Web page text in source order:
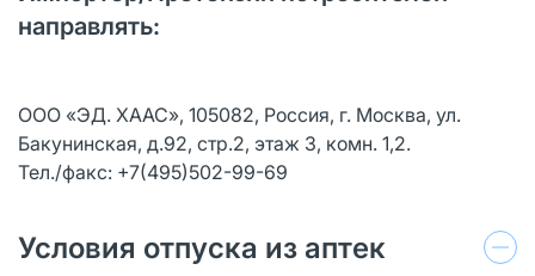
направлять:
ООО «ЭД. ХААС», 105082, Россия, г. Москва, ул.
Бакунинская, д.92, стр.2, этаж 3, комн. 1,2.
Тел./факс: +7(495)502-99-69
Условия отпуска из аптек